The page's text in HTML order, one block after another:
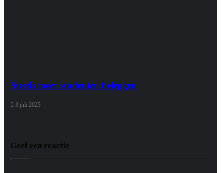
Steeds meer studenten beleggen
3 juli 2025
Geef een reactie